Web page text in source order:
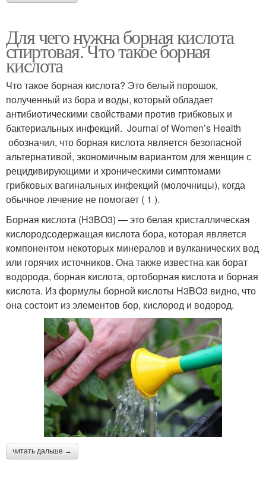
Для чего нужна борная кислота
спиртовая. Что такое борная
кислота
Что такое борная кислота? Это белый порошок,
полученный из бора и воды, который обладает
антибиотическими свойствами против грибковых и
бактериальных инфекций. Journal of Women’s Health
обозначил, что борная кислота является безопасной
альтернативой, экономичным вариантом для женщин с
рецидивирующими и хроническими симптомами
грибковых вагинальных инфекций (молочницы), когда
обычное лечение не помогает ( 1 ).
Борная кислота (H3BO3) — это белая кристаллическая
кислородсодержащая кислота бора, которая является
компонентом некоторых минералов и вулканических вод
или горячих источников. Она также известна как борат
водорода, борная кислота, ортоборная кислота и борная
кислота. Из формулы борной кислоты H3BO3 видно, что
она состоит из элементов бор, кислород и водород.
читать дальше →